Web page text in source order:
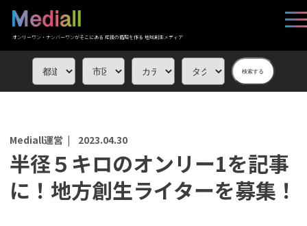
オンリーワン・ナンバーワンがそこにある 応援の循環を作る 地域創生メディア
検索する
Mediall運営 | 2023.04.30
半径５キロのオンリー1を記事
に！地方創生ライターを募集！